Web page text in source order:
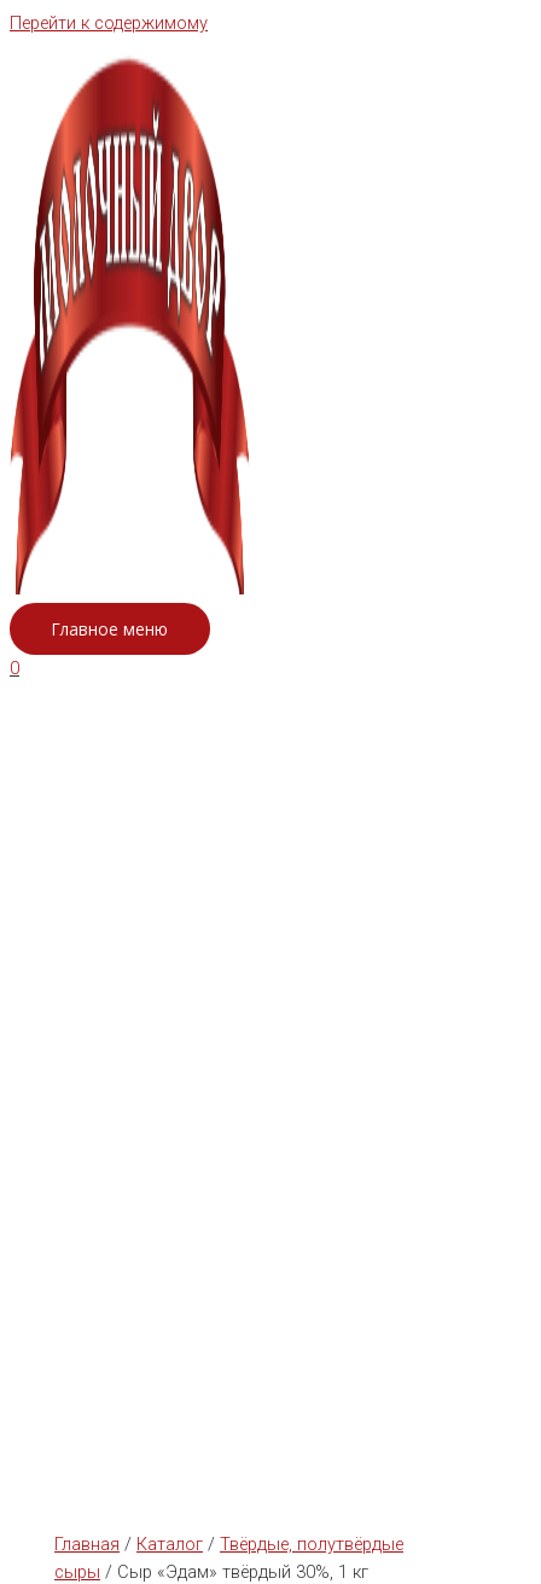
Перейти к содержимому
Главное меню
0
Главная / Каталог /Твёрдые, полутвёрдые
сыры / Сыр «Эдам» твёрдый 30%, 1 кг